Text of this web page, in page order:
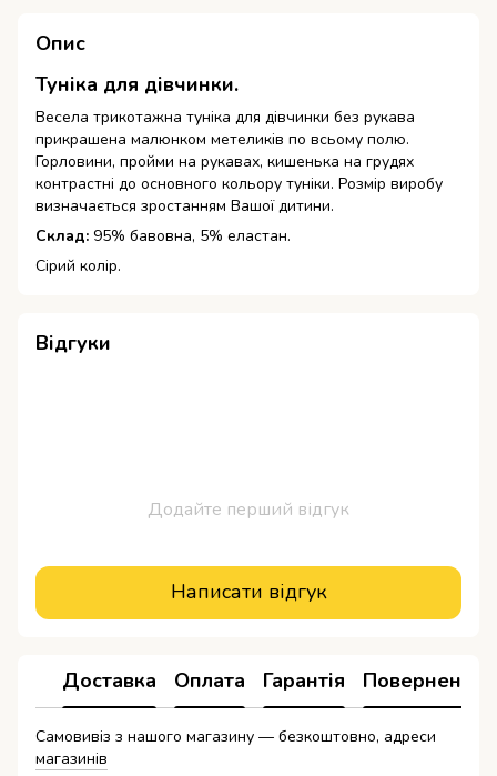
Опис
Туніка для дівчинки.
Весела трикотажна туніка для дівчинки без рукава
прикрашена малюнком метеликів по всьому полю.
Горловини, пройми на рукавах, кишенька на грудях
контрастні до основного кольору туніки. Розмір виробу
визначається зростанням Вашої дитини.
Склад: 95% бавовна, 5% еластан.
Сірий колір.
Відгуки
Додайте перший відгук
Написати відгук
Доставка Оплата Гарантія Повернення
Самовивіз з нашого магазину — безкоштовно, адреси
магазинів